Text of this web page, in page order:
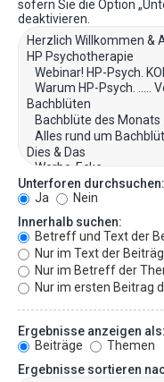
sofern Sie die Option
deaktivieren.
Unterforen durchsuchen:
Ja
Nein
Innerhalb suchen:
Betreff und Text der
Nur im Text der
Nur im Betreff der
Nur im ersten Beitrag
Ergebnisse anzeigen als:
Beiträge
Themen
Ergebnisse sortieren